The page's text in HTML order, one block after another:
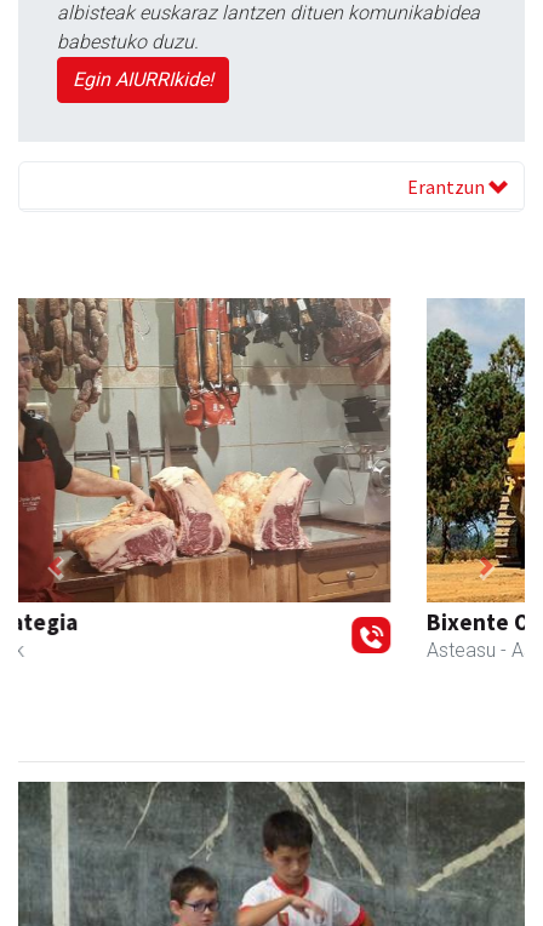
albisteak euskaraz lantzen dituen komunikabidea
babestuko duzu.
Egin AIURRIkide!
Erantzun
Bixente Otegi Lizaso S. L.
Asteasu
Previous Next